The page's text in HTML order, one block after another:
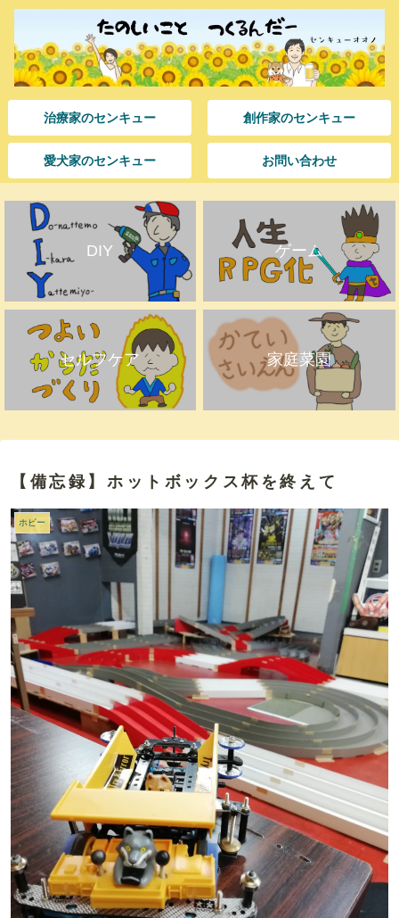
治療家のセンキュー 創作家のセンキュー
愛犬家のセンキュー お問い合わせ
DIY ゲーム
セルフケア 家庭菜園
【備忘録】ホットボックス杯を終えて
ホビー